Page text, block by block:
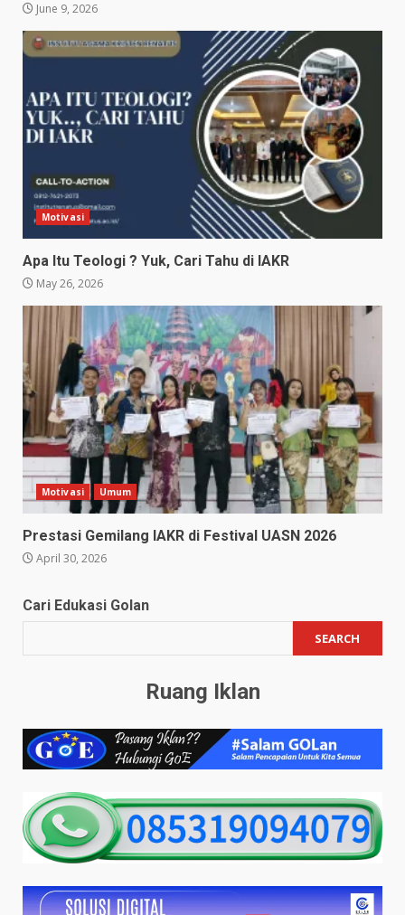
June 9, 2026
Motivasi
Apa Itu Teologi ? Yuk, Cari Tahu di IAKR
May 26, 2026
Motivasi Umum
Prestasi Gemilang IAKR di Festival UASN 2026
April 30, 2026
Cari Edukasi Golan
SEARCH
Ruang Iklan